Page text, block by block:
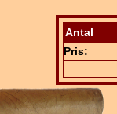
Antal
Pris: